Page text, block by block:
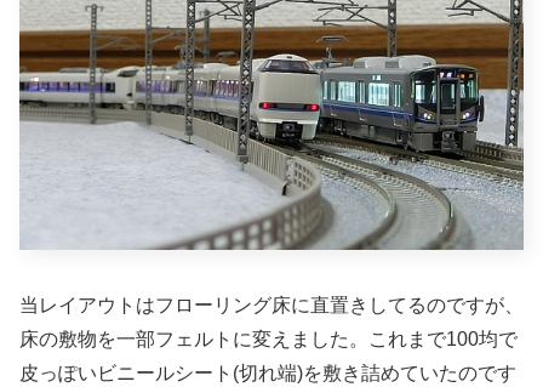
当レイアウトはフローリング床に直置きしてるのですが、
床の敷物を一部フェルトに変えました。これまで100均で
皮っぽいビニールシート(切れ端)を敷き詰めていたのです